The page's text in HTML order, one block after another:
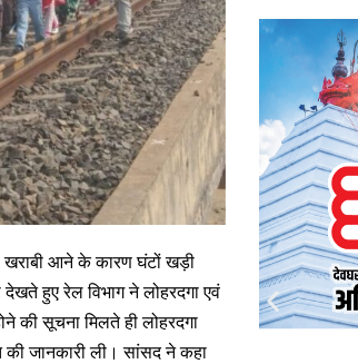
खराबी आने के कारण घंटों खड़ी
हुए रेल विभाग ने लोहरदगा एवं
की सूचना मिलते ही लोहरदगा
जानकारी ली। सांसद ने कहा